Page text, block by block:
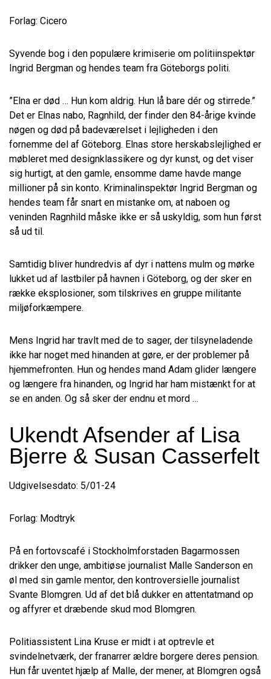
Forlag: Cicero
Syvende bog i den populære krimiserie om politiinspektør
Ingrid Bergman og hendes team fra Göteborgs politi.
”Elna er død … Hun kom aldrig. Hun lå bare dér og stirrede.”
Det er Elnas nabo, Ragnhild, der finder den 84-årige kvinde
nøgen og død på badeværelset i lejligheden i den
fornemme del af Göteborg. Elnas store herskabslejlighed er
møbleret med designklassikere og dyr kunst, og det viser
sig hurtigt, at den gamle, ensomme dame havde mange
millioner på sin konto. Kriminalinspektør Ingrid Bergman og
hendes team får snart en mistanke om, at naboen og
veninden Ragnhild måske ikke er så uskyldig, som hun først
så ud til.
Samtidig bliver hundredvis af dyr i nattens mulm og mørke
lukket ud af lastbiler på havnen i Göteborg, og der sker en
række eksplosioner, som tilskrives en gruppe militante
miljøforkæmpere.
Mens Ingrid har travlt med de to sager, der tilsyneladende
ikke har noget med hinanden at gøre, er der problemer på
hjemmefronten. Hun og hendes mand Adam glider længere
og længere fra hinanden, og Ingrid har ham mistænkt for at
se en anden. Og så sker der endnu et mord …
Ukendt Afsender af Lisa
Bjerre & Susan Casserfelt
Udgivelsesdato: 5/01-24
Forlag: Modtryk
På en fortovscafé i Stockholmforstaden Bagarmossen
drikker den unge, ambitiøse journalist Malle Sanderson en
øl med sin gamle mentor, den kontroversielle journalist
Svante Blomgren. Ud af det blå dukker en attentatmand op
og affyrer et dræbende skud mod Blomgren.
Politiassistent Lina Kruse er midt i at optrevle et
svindelnetværk, der franarrer ældre borgere deres pension.
Hun får uventet hjælp af Malle, der mener, at Blomgren også